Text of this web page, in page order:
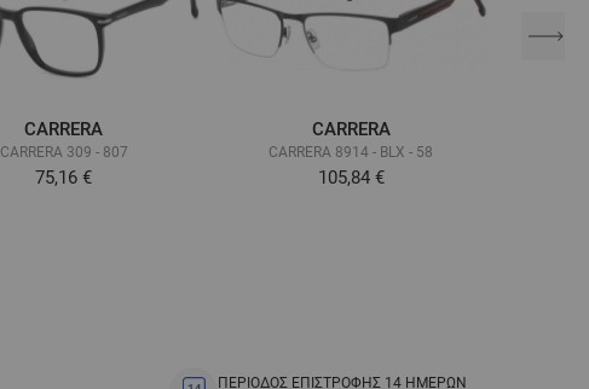
CARRERA
CARRERA 309 - 807
75,16 €
CARRERA
CARRERA 8914 - BLX - 58
105,84 €
ΠΕΡΙΟΔΟΣ ΕΠΙΣΤΡΟΦΗΣ 14 ΗΜΕΡΩΝ